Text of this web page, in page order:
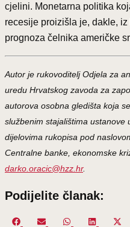
cjelini. Monetarna politika
recesije proizišla je, dakle,
prognoza čelnika američke
Autor je rukovoditelj Odjela za
uredu Hrvatskog zavoda za
autorova osobna gledišta koja
službenim stajalištima ustanove
dijelovima rukopisa pod
Centralne banke, ekonomske
darko.oracic@hzz.hr.
Podijelite članak:
Share
Share
Share
Share